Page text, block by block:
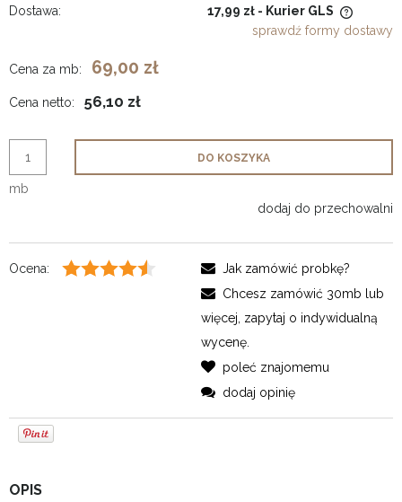
Dostawa:
17,99 zł - Kurier GLS
Cena nie zawiera ewentualnych kosztów płatności
sprawdź formy dostawy
Cena za mb: 69,00 zł
Cena netto: 56,10 zł
mb
DO KOSZYKA
dodaj do przechowalni
Ocena:
Jak zamówić probkę?
Chcesz zamówić 30mb lub
więcej, zapytaj o indywidualną
wycenę.
poleć znajomemu
dodaj opinię
OPIS